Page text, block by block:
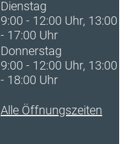
Dienstag
9:00 - 12:00 Uhr, 13:00
- 17:00 Uhr
Donnerstag
9:00 - 12:00 Uhr, 13:00
- 18:00 Uhr
Alle Öffnungszeiten